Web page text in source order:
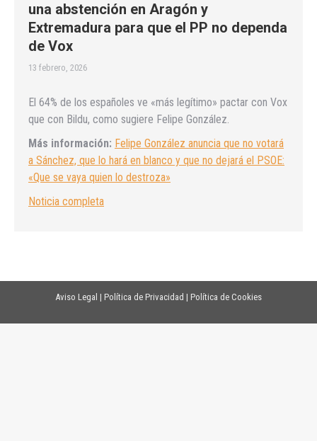
una abstención en Aragón y
Extremadura para que el PP no dependa
de Vox
13 febrero, 2026
El 64% de los españoles ve «más legítimo» pactar con Vox
que con Bildu, como sugiere Felipe González.
Más información: Felipe González anuncia que no votará
a Sánchez, que lo hará en blanco y que no dejará el PSOE:
«Que se vaya quien lo destroza»
Noticia completa
Aviso Legal | Política de Privacidad | Política de Cookies